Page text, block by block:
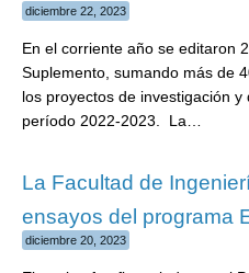
diciembre 22, 2023
En el corriente año se editaron
Suplemento, sumando más de
los proyectos de investigación
período 2022-2023. La…
La Facultad de
ensayos del programa
diciembre 20, 2023